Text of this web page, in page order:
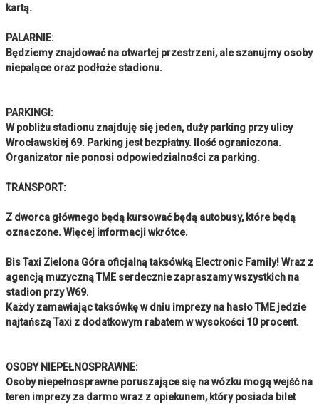
kartą.
PALARNIE:
Będziemy znajdować na otwartej przestrzeni, ale szanujmy osoby
niepalące oraz podłoże stadionu.
PARKINGI:
W pobliżu stadionu znajduję się jeden, duży parking przy ulicy
Wrocławskiej 69. Parking jest bezpłatny. Ilość ograniczona.
Organizator nie ponosi odpowiedzialności za parking.
TRANSPORT:
Z dworca głównego będą kursować będą autobusy, które będą
oznaczone. Więcej informacji wkrótce.
Bis Taxi Zielona Góra oficjalną taksówką Electronic Family! Wraz z
agencją muzyczną TME serdecznie zapraszamy wszystkich na
stadion przy W69.
Każdy zamawiając taksówkę w dniu imprezy na hasło TME jedzie
najtańszą Taxi z dodatkowym rabatem w wysokości 10 procent.
OSOBY NIEPEŁNOSPRAWNE:
Osoby niepełnosprawne poruszające się na wózku mogą wejść na
teren imprezy za darmo wraz z opiekunem, który posiada bilet